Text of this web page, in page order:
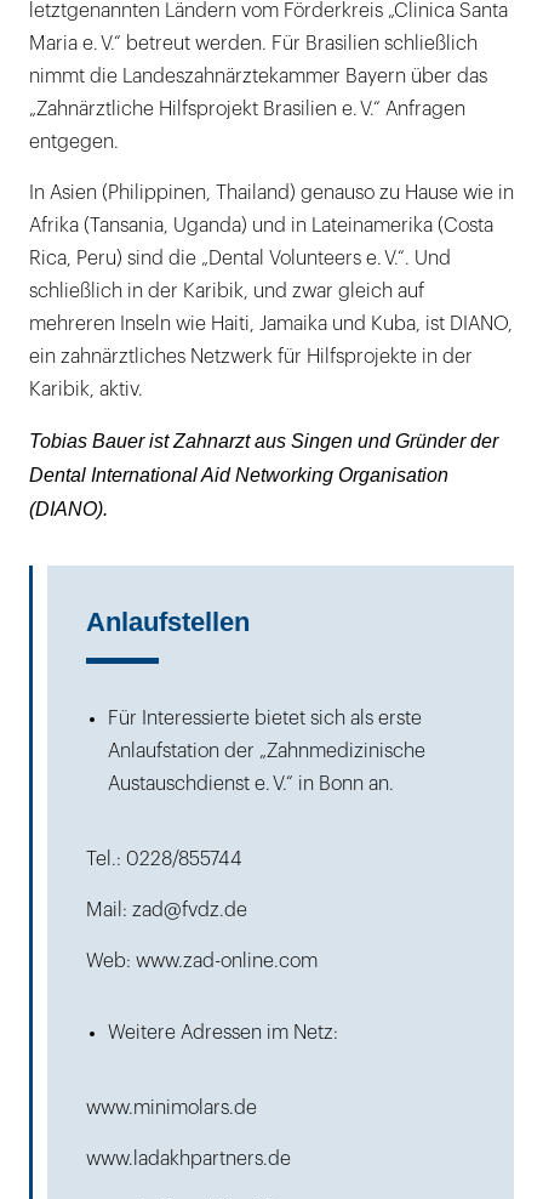
letztgenannten Ländern vom Förderkreis „Clinica Santa
Maria e. V.“ betreut werden. Für Brasilien schließlich
nimmt die Landeszahnärztekammer Bayern über das
„Zahnärztliche Hilfsprojekt Brasilien e. V.“ Anfragen
entgegen.
In Asien (Philippinen, Thailand) genauso zu Hause wie in
Afrika (Tansania, Uganda) und in Lateinamerika (Costa
Rica, Peru) sind die „Dental Volunteers e. V.“. Und
schließlich in der Karibik, und zwar gleich auf
mehreren Inseln wie Haiti, Jamaika und Kuba, ist DIANO,
ein zahnärztliches Netzwerk für Hilfsprojekte in der
Karibik, aktiv.
Tobias Bauer ist Zahnarzt aus Singen und Gründer der
Dental International Aid Networking Organisation
(DIANO).
Anlaufstellen
Für Interessierte bietet sich als erste
Anlaufstation der „Zahnmedizinische
Austauschdienst e. V.“ in Bonn an.
Tel.: 0228/855744
Mail: zad@fvdz.de
Web: www.zad-online.com
Weitere Adressen im Netz:
www.minimolars.de
www.ladakhpartners.de